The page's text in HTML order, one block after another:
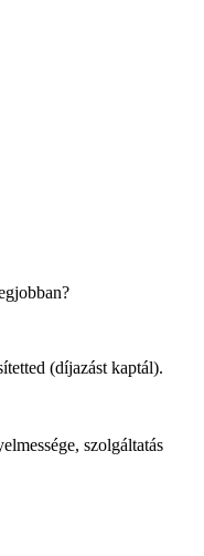
(díjazást kaptál).
szolgáltatás